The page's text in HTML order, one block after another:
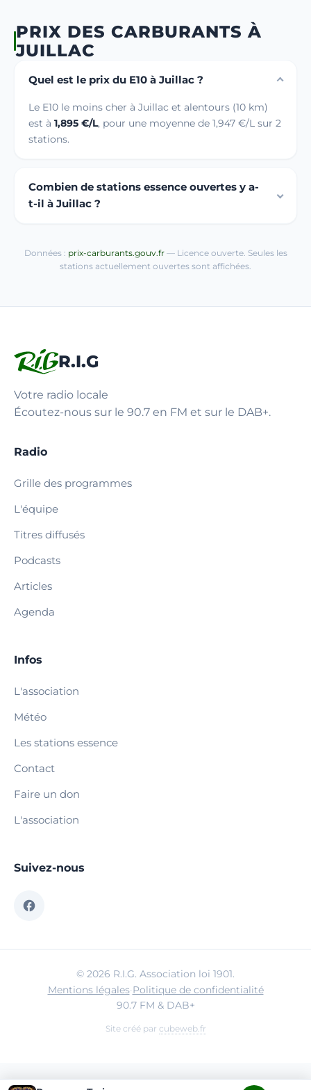
PRIX DES CARBURANTS À
JUILLAC
Quel est le prix du E10 à Juillac ?
Le E10 le moins cher à Juillac et alentours (10 km)
est à 1,895 €/L, pour une moyenne de 1,947 €/L sur 2
stations.
Combien de stations essence ouvertes y a-
t-il à Juillac ?
Données : prix-carburants.gouv.fr— Licence ouverte. Seules les
stations actuellement ouvertes sont affichées.
R.I.G
Votre radio locale
Écoutez-nous sur le 90.7 en FM et sur le DAB+.
Radio
Grille des programmes
L'équipe
Titres diffusés
Podcasts
Articles
Agenda
Infos
L'association
Météo
Les stations essence
Contact
Faire un don
L'association
Suivez-nous
© 2026 R.I.G. Association loi 1901.
Mentions légales·Politique de confidentialité
90.7 FM & DAB+
Site créé par cubeweb.fr